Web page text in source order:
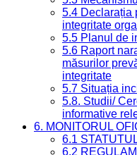
5.4 Declarația
integritate
5.5 Planul de
5.6 Raport
măsurilor
integritate
5.7 Situația
5.8. Studii/
informative
6. MONITORUL
6.1
6.2